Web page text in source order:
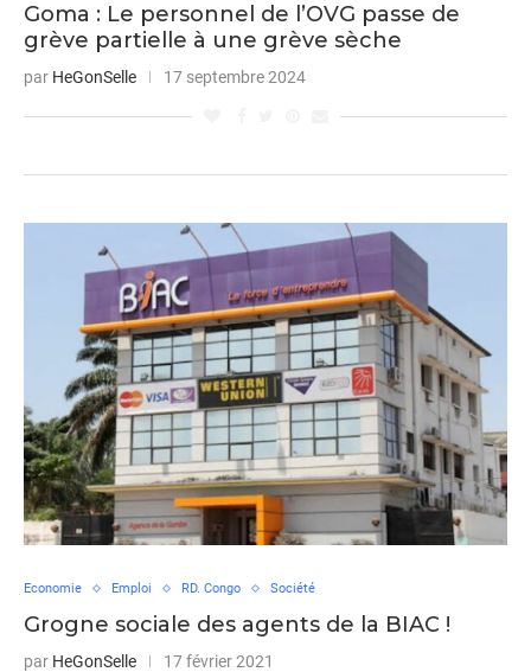
Goma : Le personnel de l’OVG passe de
grève partielle à une grève sèche
par HeGonSelle 17 septembre 2024
Economie Emploi RD. Congo Société
Grogne sociale des agents de la BIAC !
par HeGonSelle 17 février 2021